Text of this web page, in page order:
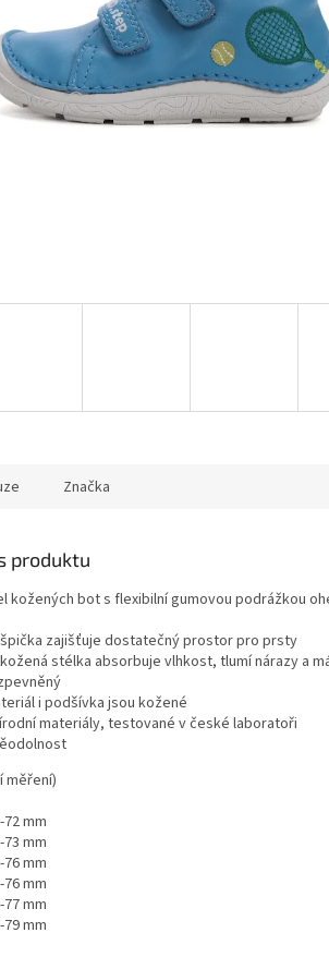
Značka
produktu
kožených bot s flexibilní gumovou podrážkou
zajišťuje dostatečný prostor pro prsty
stélka absorbuje vlhkost, tlumí nárazy a
i podšívka jsou kožené
materiály, testované v české laboratoři
měření)
mm
mm
mm
mm
mm
mm